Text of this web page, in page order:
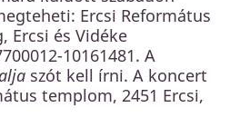
Ercsi Református
Ercsi és Vidéke
10161481. A
szót kell írni. A koncert
templom, 2451 Ercsi,